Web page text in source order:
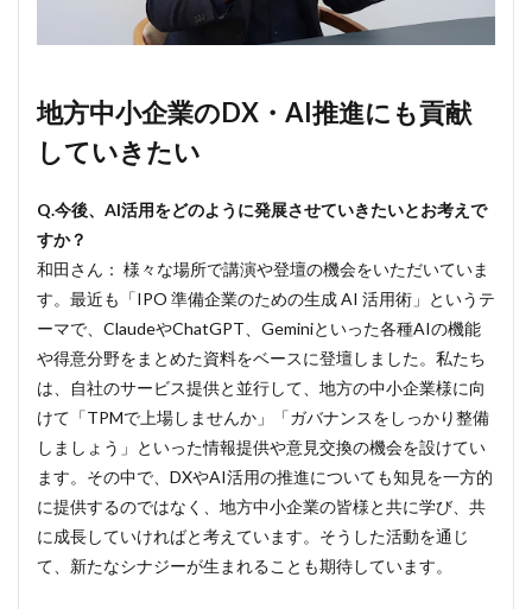
地方中小企業のDX・AI推進にも貢献
していきたい
Q.今後、AI活用をどのように発展させていきたいとお考えで
すか？
和田さん： 様々な場所で講演や登壇の機会をいただいていま
す。最近も「IPO 準備企業のための生成 AI 活用術」というテ
ーマで、ClaudeやChatGPT、Geminiといった各種AIの機能
や得意分野をまとめた資料をベースに登壇しました。私たち
は、自社のサービス提供と並行して、地方の中小企業様に向
けて「TPMで上場しませんか」「ガバナンスをしっかり整備
しましょう」といった情報提供や意見交換の機会を設けてい
ます。その中で、DXやAI活用の推進についても知見を一方的
に提供するのではなく、地方中小企業の皆様と共に学び、共
に成長していければと考えています。そうした活動を通じ
て、新たなシナジーが生まれることも期待しています。